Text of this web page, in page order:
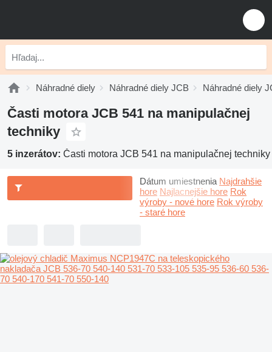
Náhradné diely Náhradné diely JCB Náhradné diely
Časti motora JCB 541 na manipulačnej
techniky
5 inzerátov: Časti motora JCB 541 na manipulačnej techniky
Dátum umiestnenia Najdrahšie
hore Najlacnejšie hore Rok
výroby - nové hore Rok výroby
- staré hore